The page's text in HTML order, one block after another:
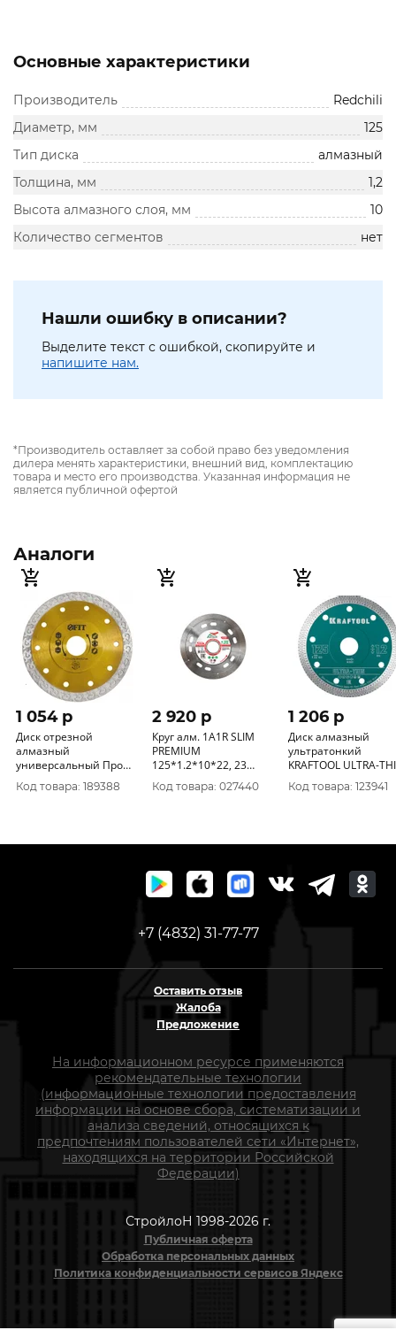
Основные характеристики
Производитель
Redchili
Диаметр, мм
125
Тип диска
алмазный
Толщина, мм
1,2
Высота алмазного слоя, мм
10
Количество сегментов
нет
Нашли ошибку в описании?
Выделите текст с ошибкой, скопируйте и
напишите нам.
*Производитель оставляет за собой право без уведомления
дилера менять характеристики, внешний вид, комплектацию
товара и место его производства. Указанная информация не
является публичной офертой
Аналоги
1 054 p
Диск отрезной
алмазный
универсальный Профи
(сухая и влажная
резка) 125х1, 3х10х22,
Код товара: 189388
2 920 p
Круг алм. 1A1R SLIM
PREMIUM
125*1.2*10*22, 23
SKYWER
Код товара: 027440
1 206 p
Диск алмазный
ультратонкий
KRAFTOOL ULTRA-
125х1.2 м (36685-
Код товара: 123941
+7 (4832) 31-77-77
Оставить отзыв
Жалоба
Предложение
На информационном ресурсе применяются
рекомендательные технологии
(информационные технологии предоставления
информации на основе сбора, систематизации и
анализа сведений, относящихся к
предпочтениям пользователей сети «Интернет»,
находящихся на территории Российской
Федерации)
СтройлоН 1998-2026 г.
Публичная оферта
Обработка персональных данных
Политика конфиденциальности сервисов Яндекс